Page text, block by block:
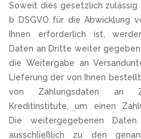
Soweit dies gesetzlich zulässig
b DSGVO für die Abwicklung
Ihnen erforderlich ist,
Daten an Dritte weiter
die Weitergabe an
Lieferung der von Ihnen
von Zahlungsdaten an
Kreditinstitute, um einen
Die weitergegebenen
ausschließlich zu den